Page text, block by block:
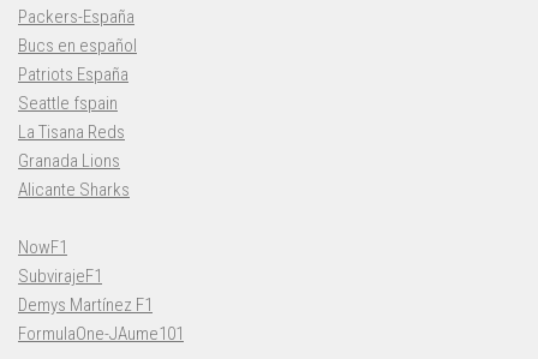
Packers-España
Bucs en español
Patriots España
Seattle fspain
La Tisana Reds
Granada Lions
Alicante Sharks
NowF1
SubvirajeF1
Demys Martínez F1
FormulaOne-JAume101